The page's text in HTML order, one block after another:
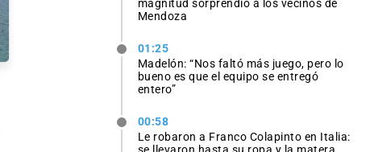
magnitud sorprendió a los vecinos de
Mendoza
01:25
Madelón: “Nos faltó más juego, pero lo
bueno es que el equipo se entregó
entero”
00:58
Le robaron a Franco Colapinto en Italia: